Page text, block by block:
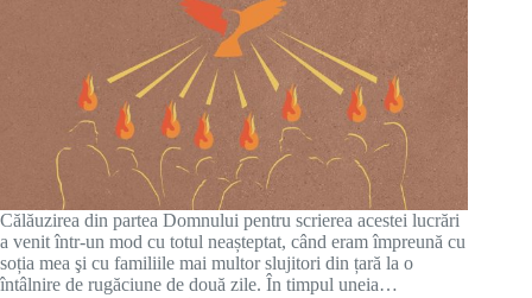
Călăuzirea din partea Domnului pentru scrierea acestei lucrări
a venit într-un mod cu totul neașteptat, când eram împreună cu
soția mea şi cu familiile mai multor slujitori din țară la o
întâlnire de rugă­ciune de două zile. În timpul uneia…